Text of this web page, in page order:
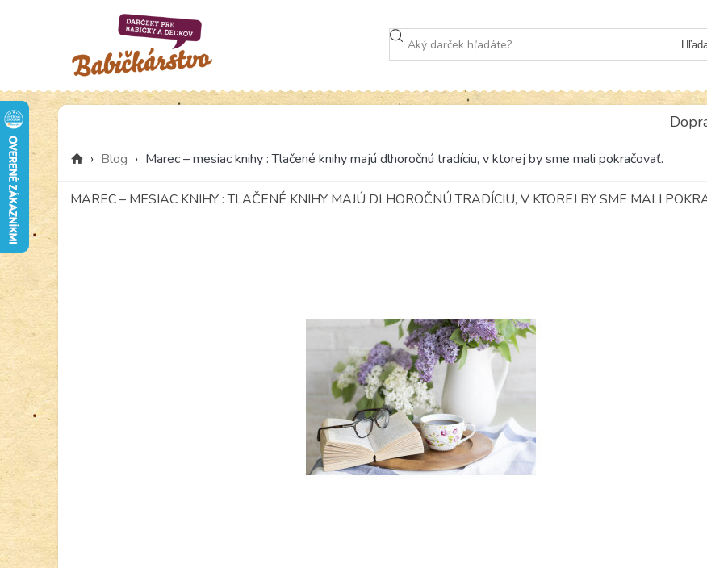
› Blog › Marec – mesiac knihy : Tlačené knihy majú dlhoročnú tradíciu, v ktorej by sme mali pokračovať.
MAREC – MESIAC KNIHY : TLAČENÉ KNIHY MAJÚ DLHOROČNÚ TRADÍCIU, V KTOREJ BY SME MALI